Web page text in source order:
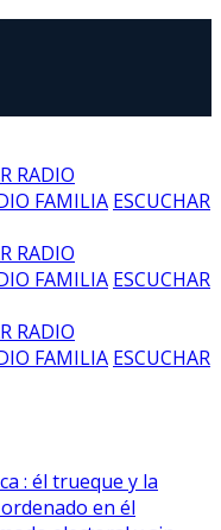
RADIO
FAMILIA ESCUCHAR
RADIO
FAMILIA ESCUCHAR
RADIO
FAMILIA ESCUCHAR